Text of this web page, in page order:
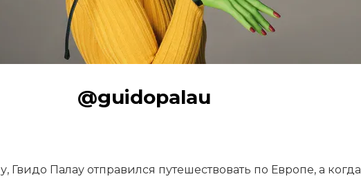
@guidopalau
Гвидо Палау отправился путешествовать по Европе, а когда